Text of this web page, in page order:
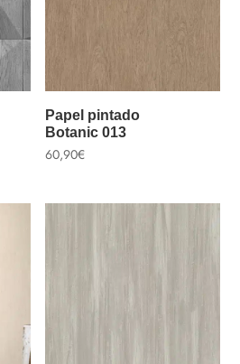
Papel pintado
Botanic 013
60,90€